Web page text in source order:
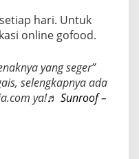
hari. Untuk
online gofood.
yang seger”
selengkapnya ada
ya!♬ Sunroof –